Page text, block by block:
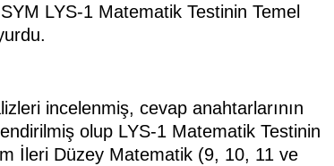
LYS-1 Matematik Testinin Temel
incelenmiş, cevap anahtarlarının
olup LYS-1 Matematik Testinin
İleri Düzey Matematik (9, 10, 11 ve